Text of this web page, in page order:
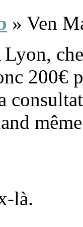
» Ven
Lyon,
200€
là.